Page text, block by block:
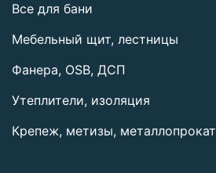
Все для бани
Мебельный щит, лестницы
Фанера, OSB, ДСП
Утеплители, изоляция
Крепеж, метизы, металлопрокат